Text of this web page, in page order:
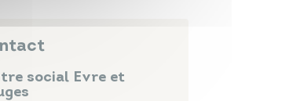
social Evre et